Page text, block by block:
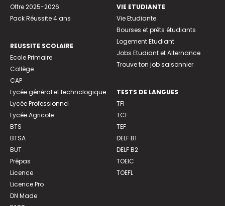
Offre 2025-2026
Pack Réussite 4 ans
REUSSITE SCOLAIRE
Ecole Primaire
Collège
CAP
Lycée général et technologique
Lycée Professionnel
Lycée Agricole
BTS
BTSA
BUT
Prépas
Licence
Licence Pro
DN Made
VIE ETUDIANTE
Vie Etudiante
Bourses et prêts étudiants
Logement Etudiant
Jobs Etudiant et Alternance
Trouve ton job saisonnier
TESTS DE LANGUES
TFI
TCF
TEF
DELF B1
DELF B2
TOEIC
TOEFL